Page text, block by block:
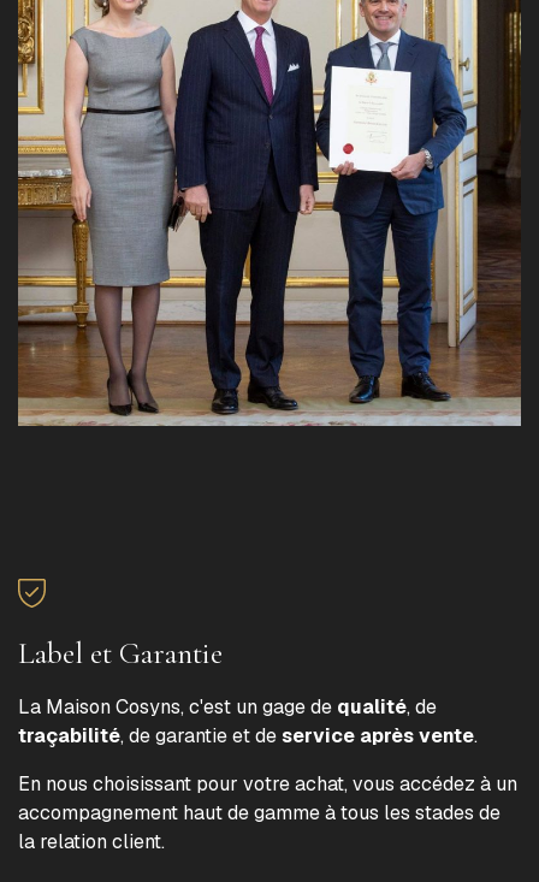
Label et Garantie
La Maison Cosyns, c'est un gage de qualité, de
traçabilité, de garantie et deservice après vente.
En nous choisissant pour votre achat, vous accédez à un
accompagnement haut de gamme à tous les stades de
la relation client.